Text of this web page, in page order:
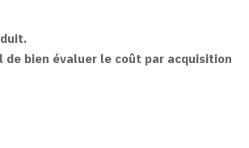
bien évaluer le coût par acquisition